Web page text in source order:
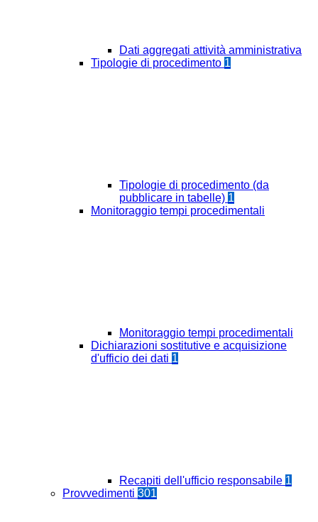
Dati aggregati attività amministrativa
Tipologie di procedimento 1
Tipologie di procedimento (da
pubblicare in tabelle) 1
Monitoraggio tempi procedimentali
Monitoraggio tempi procedimentali
Dichiarazioni sostitutive e acquisizione
d'ufficio dei dati 1
Recapiti dell'ufficio responsabile 1
Provvedimenti 301